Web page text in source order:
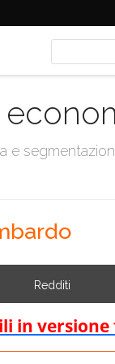
e
Redditi
versione